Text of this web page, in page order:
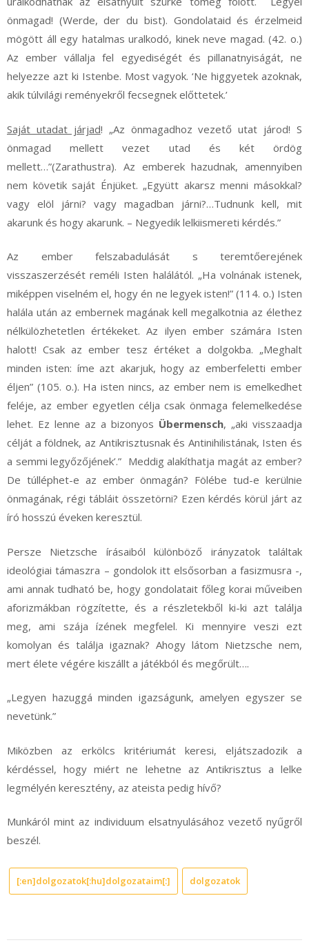
önmagad! (Werde, der du bist). Gondolataid és érzelmeid
mögött áll egy hatalmas uralkodó, kinek neve magad. (42. o.)
Az ember vállalja fel egyediségét és pillanatnyiságát, ne
helyezze azt ki Istenbe. Most vagyok. ‘Ne higgyetek azoknak,
akik túlvilági reményekről fecsegnek előttetek.’
Saját utadat járjad! „Az önmagadhoz vezető utat járod! S
önmagad mellett vezet utad és két ördög
mellett…”(Zarathustra). Az emberek hazudnak, amennyiben
nem követik saját Énjüket. „Együtt akarsz menni másokkal?
vagy elöl járni? vagy magadban járni?…Tudnunk kell, mit
akarunk és hogy akarunk. – Negyedik lelkiismereti kérdés.”
Az ember felszabadulását s teremtőerejének
visszaszerzését reméli Isten halálától. „Ha volnának istenek,
miképpen viselném el, hogy én ne legyek isten!” (114. o.) Isten
halála után az embernek magának kell megalkotnia az élethez
nélkülözhetetlen értékeket. Az ilyen ember számára Isten
halott! Csak az ember tesz értéket a dolgokba. „Meghalt
minden isten: íme azt akarjuk, hogy az emberfeletti ember
éljen” (105. o.). Ha isten nincs, az ember nem is emelkedhet
feléje, az ember egyetlen célja csak önmaga felemelkedése
lehet. Ez lenne az a bizonyos Übermensch, „aki visszaadja
célját a földnek, az Antikrisztusnak és Antinihilistának, Isten és
a semmi legyőzőjének’.” Meddig alakíthatja magát az ember?
De túlléphet-e az ember önmagán? Fölébe tud-e kerülnie
önmagának, régi tábláit összetörni? Ezen kérdés körül járt az
író hosszú éveken keresztül.
Persze Nietzsche írásaiból különböző irányzatok találtak
ideológiai támaszra – gondolok itt elsősorban a fasizmusra -,
ami annak tudható be, hogy gondolatait főleg korai műveiben
aforizmákban rögzítette, és a részletekből ki-ki azt találja
meg, ami szája ízének megfelel. Ki mennyire veszi ezt
komolyan és találja igaznak? Ahogy látom Nietzsche nem,
mert élete végére kiszállt a játékból és megőrült….
„Legyen hazuggá minden igazságunk, amelyen egyszer se
nevetünk.”
Miközben az erkölcs kritériumát keresi, eljátszadozik a
kérdéssel, hogy miért ne lehetne az Antikrisztus a lelke
legmélyén keresztény, az ateista pedig hívő?
Munkáról mint az individuum elsatnyulásához vezető nyűgről
beszél.
[:en]dolgozatok[:hu]dolgozataim[:] dolgozatok